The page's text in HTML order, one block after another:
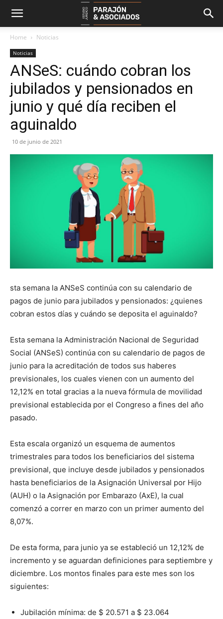
Home Noticias
Noticias
ANSeS: cuándo cobran los
jubilados y pensionados en
junio y qué día reciben el
aguinaldo
10 de junio de 2021
sta semana la ANSeS continúa con su calendario de
pagos de junio para jubilados y pensionados: ¿quienes
cobran estos días y cuándo se deposita el aguinaldo?
Esta semana la Administración Nacional de Seguridad
Social (ANSeS) continúa con su calendario de pagos de
junio para la acreditación de todos sus haberes
previsionales, los cuales vienen con un aumento del
12,12% en total gracias a la nueva fórmula de movilidad
previsional establecida por el Congreso a fines del año
pasado.
Esta escala organizó un esquema de aumentos
trimestrales para todos los beneficiarios del sistema
previsional, que incluye desde jubilados y pensionados
hasta beneficiarios de la Asignación Universal por Hijo
(AUH) o la Asignación por Embarazo (AxE), la cual
comenzó a correr en marzo con un primer aumento del
8,07%.
De esta forma, para junio ya se estableció un 12,12% de
incremento y se aguardan definiciones para septiembre y
diciembre. Los montos finales para este mes son los
siguientes:
Jubilación mínima: de $ 20.571 a $ 23.064